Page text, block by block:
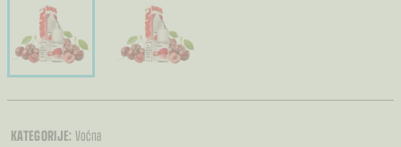
KATEGORIJE: Voćna